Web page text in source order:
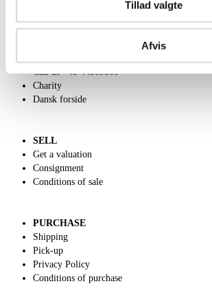
Tillad valgte
Afvis
Call us +45 44509800
Charity
Dansk forside
SELL
Get a valuation
Consignment
Conditions of sale
PURCHASE
Shipping
Pick-up
Privacy Policy
Conditions of purchase